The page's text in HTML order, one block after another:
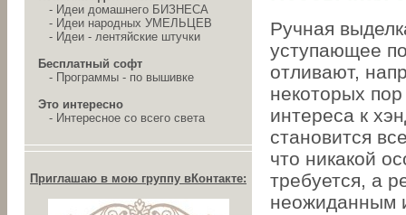
- Идеи домашнего БИЗНЕСА
- Идеи народных УМЕЛЬЦЕВ
- Идеи - лентяйские штучки
Бесплатный софт
- Программы - по вышивке
Это интересно
- Интересное со всего света
Приглашаю в мою группу вКонтакте:
Ручная
уступающее
отливают,
некоторых
интереса к
становится
что никакой
требуется, а
неожиданным